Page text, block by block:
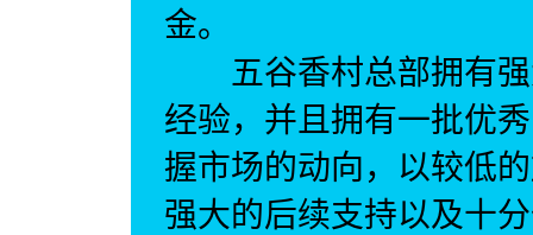
金。
五谷香村总部拥有强
经验，并且拥有一批优
握市场的动向，以较低
强大的后续支持以及十